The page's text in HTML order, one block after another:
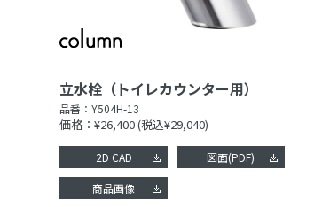
立水栓（トイレカウンター用）
品番：Y504H-13
価格：¥26,400(税込¥29,040)
2D CAD 図面(PDF)
商品画像